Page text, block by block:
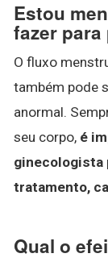
Estou
fazer para
O fluxo
também pode
anormal.
seu corpo, é
ginecologista
tratamento,
Qual o